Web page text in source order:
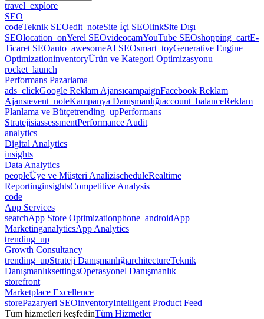
travel_explore
SEO
codeTeknik SEOedit_noteSite İçi SEOlinkSite Dışı
SEOlocation_onYerel SEOvideocamYouTube SEOshopping_cartE-
Ticaret SEOauto_awesomeAI SEOsmart_toyGenerative Engine
OptimizationinventoryÜrün ve Kategori Optimizasyonu
rocket_launch
Performans Pazarlama
ads_clickGoogle Reklam AjansıcampaignFacebook Reklam
Ajansıevent_noteKampanya Danışmanlığıaccount_balanceReklam
Planlama ve Bütçetrending_upPerformans
StratejisiassessmentPerformance Audit
analytics
Digital Analytics
insights
Data Analytics
peopleÜye ve Müşteri AnalizischeduleRealtime
ReportinginsightsCompetitive Analysis
code
App Services
searchApp Store Optimizationphone_androidApp
MarketinganalyticsApp Analytics
trending_up
Growth Consultancy
trending_upStrateji DanışmanlığıarchitectureTeknik
DanışmanlıksettingsOperasyonel Danışmanlık
storefront
Marketplace Excellence
storePazaryeri SEOinventoryIntelligent Product Feed
Tüm hizmetleri keşfedinTüm Hizmetler